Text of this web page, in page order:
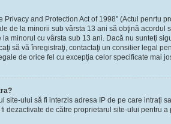
Privacy and Protection Act of 1998" (Actul penrtu
de la minorii sub vârsta 13 ani să obţină
minorul cu vârsta sub 13 ani. Dacă nu sunteţi
să vă înregistraţi, contactaţi un consilier legal
de orice fel cu excepţia celor specificate mai
site-ului să fi interzis adresa IP de pe care intraţi
dezactivate de către proprietarul site-ului pentru